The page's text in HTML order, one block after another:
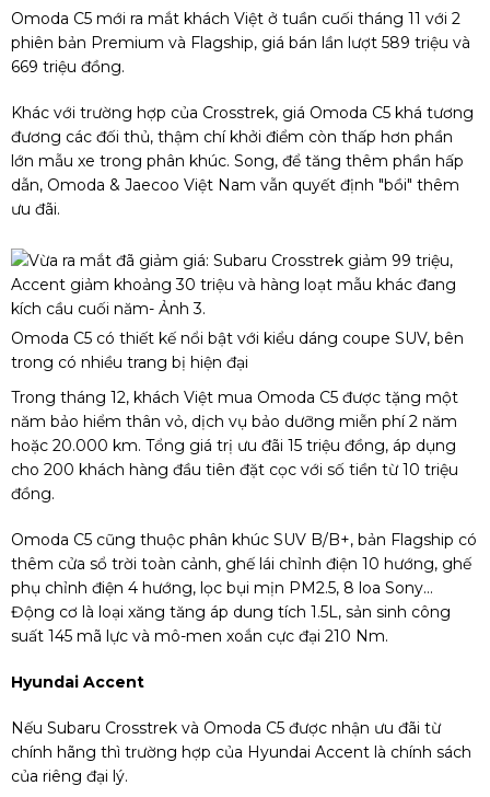
Omoda C5 mới ra mắt khách Việt ở tuần cuối tháng 11 với 2
phiên bản Premium và Flagship, giá bán lần lượt 589 triệu và
669 triệu đồng.
Khác với trường hợp của Crosstrek, giá Omoda C5 khá tương
đương các đối thủ, thậm chí khởi điểm còn thấp hơn phần
lớn mẫu xe trong phân khúc. Song, để tăng thêm phần hấp
dẫn, Omoda & Jaecoo Việt Nam vẫn quyết định "bồi" thêm
ưu đãi.
Omoda C5 có thiết kế nổi bật với kiểu dáng coupe SUV, bên
trong có nhiều trang bị hiện đại
Trong tháng 12, khách Việt mua Omoda C5 được tặng một
năm bảo hiểm thân vỏ, dịch vụ bảo dưỡng miễn phí 2 năm
hoặc 20.000 km. Tổng giá trị ưu đãi 15 triệu đồng, áp dụng
cho 200 khách hàng đầu tiên đặt cọc với số tiền từ 10 triệu
đồng.
Omoda C5 cũng thuộc phân khúc SUV B/B+, bản Flagship có
thêm cửa sổ trời toàn cảnh, ghế lái chỉnh điện 10 hướng, ghế
phụ chỉnh điện 4 hướng, lọc bụi mịn PM2.5, 8 loa Sony…
Động cơ là loại xăng tăng áp dung tích 1.5L, sản sinh công
suất 145 mã lực và mô-men xoắn cực đại 210 Nm.
Hyundai Accent
Nếu Subaru Crosstrek và Omoda C5 được nhận ưu đãi từ
chính hãng thì trường hợp của Hyundai Accent là chính sách
của riêng đại lý.